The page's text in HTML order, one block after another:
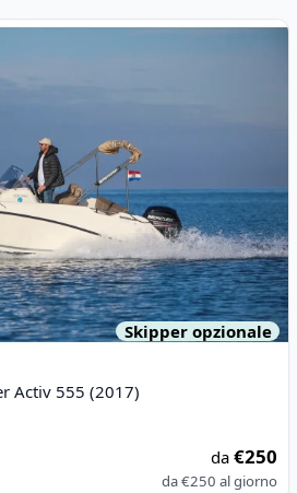
- Quicksilver Activ 555 (2017)
Skipper opzionale
Activ 555 (2017)
da€250
da€250 al giorno